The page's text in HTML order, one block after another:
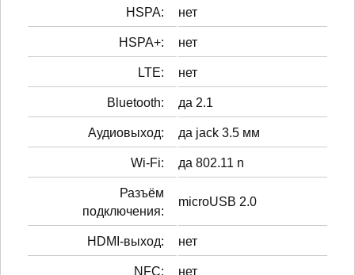
HSPA: нет
HSPA+: нет
LTE: нет
Bluetooth: да 2.1
Аудиовыход: да jack 3.5 мм
Wi-Fi: да 802.11 n
Разъём
подключения:
microUSB 2.0
HDMI-выход: нет
NFC: нет